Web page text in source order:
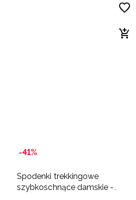
-41%
Spodenki trekkingowe
szybkoschnące damskie -